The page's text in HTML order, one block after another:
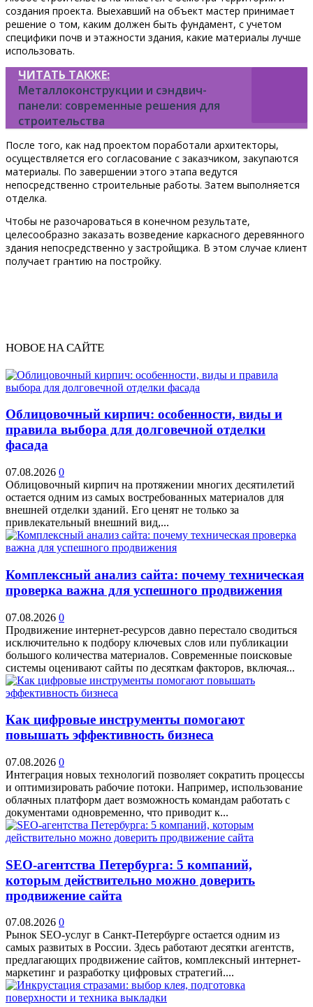
создания проекта. Выехавший на объект мастер принимает
решение о том, каким должен быть фундамент, с учетом
специфики почв и этажности здания, какие материалы лучше
использовать.
ЧИТАТЬ ТАКЖЕ:
Металлоконструкции и сэндвич-
панели: современные решения для
строительства
После того, как над проектом поработали архитекторы,
осуществляется его согласование с заказчиком, закупаются
материалы. По завершении этого этапа ведутся
непосредственно строительные работы. Затем выполняется
отделка.
Чтобы не разочароваться в конечном результате,
целесообразно заказать возведение каркасного деревянного
здания непосредственно у застройщика. В этом случае клиент
получает грантию на постройку.
НОВОЕ НА САЙТЕ
Облицовочный кирпич: особенности, виды и
правила выбора для долговечной отделки
фасада
07.08.2026 0
Облицовочный кирпич на протяжении многих десятилетий
остается одним из самых востребованных материалов для
внешней отделки зданий. Его ценят не только за
привлекательный внешний вид,...
Комплексный анализ сайта: почему техническая
проверка важна для успешного продвижения
07.08.2026 0
Продвижение интернет-ресурсов давно перестало сводиться
исключительно к подбору ключевых слов или публикации
большого количества материалов. Современные поисковые
системы оценивают сайты по десяткам факторов, включая...
Как цифровые инструменты помогают
повышать эффективность бизнеса
07.08.2026 0
Интеграция новых технологий позволяет сократить процессы
и оптимизировать рабочие потоки. Например, использование
облачных платформ дает возможность командам работать с
документами одновременно, что приводит к...
SEO-агентства Петербурга: 5 компаний,
которым действительно можно доверить
продвижение сайта
07.08.2026 0
Рынок SEO-услуг в Санкт-Петербурге остается одним из
самых развитых в России. Здесь работают десятки агентств,
предлагающих продвижение сайтов, комплексный интернет-
маркетинг и разработку цифровых стратегий....